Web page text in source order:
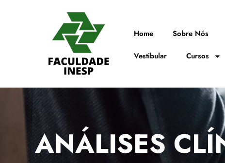
Home Sobre Nós
Vestibular Cursos
ANÁLISES